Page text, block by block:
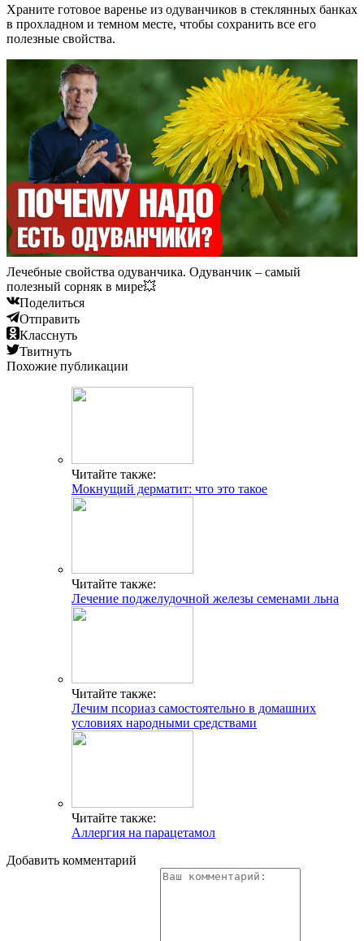
Храните готовое варенье из одуванчиков в стеклянных банках
в прохладном и темном месте, чтобы сохранить все его
полезные свойства.
Лечебные свойства одуванчика. Одуванчик – самый
полезный сорняк в мире💥
Поделиться
Отправить
Класснуть
Твитнуть
Похожие публикации
Читайте также:
Мокнущий дерматит: что это такое
Читайте также:
Лечение поджелудочной железы семенами льна
Читайте также:
Лечим псориаз самостоятельно в домашних
условиях народными средствами
Читайте также:
Аллергия на парацетамол
Добавить комментарий